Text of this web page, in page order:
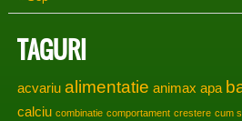
TAGURI
acvariu alimentatie animax apa
calciu combinatie comportament crestere cum